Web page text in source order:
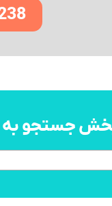
جستجو به